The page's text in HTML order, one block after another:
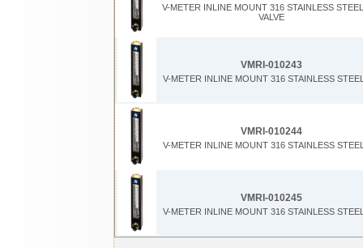
V-METER INLINE MOUNT 316 STAINLESS
VALVE
VMRI-010243
V-METER INLINE MOUNT 316 STAINLESS
VMRI-010244
V-METER INLINE MOUNT 316 STAINLESS
VMRI-010245
V-METER INLINE MOUNT 316 STAINLESS